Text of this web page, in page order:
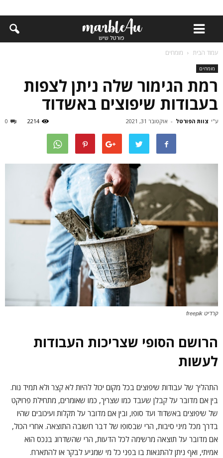
עמוד הבית מומחים
מומחים
רמת הגימור שלה ניתן לצפות
בעבודות שיפוצים באשדוד
ע"י צוות הפורטל - אוקטובר 31, 2021 0 2214
קרדיט freepik
הרושם הסופי שצריכות העבודות
לעשות
התהליך של עבודות שיפוצים בכל מקום יכול להיות לא קצר ולא תמיד נוח.
בין אם מדובר על קבלן שעבד כמו שצריך, כמו שאומרים, מתחילת פרויקט
של שיפוצים באשדוד ועד סופו, ובין אם מדובר על תקלות ועיכובים שהיו
בדרך מכל מיני סיבות, הרי שבסופו של דבר חשובה התוצאה. אחרי הכול,
אם מדובר על תוצאה מרשימה לכל הדעות, הרי שהשדרוג בנכס הוא
אמיתי, ואף ניתן להתגאות בו בפני כל מי שמגיע לבקר או להתארח.